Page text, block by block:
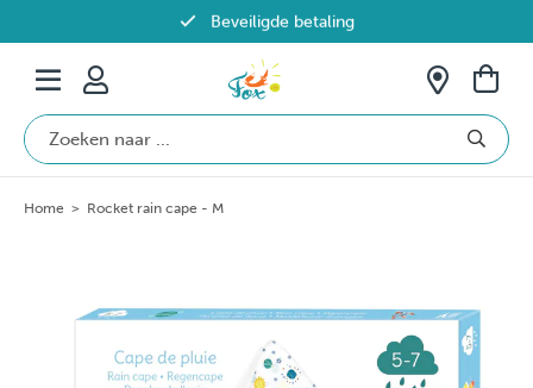
Beveiligde betaling
Gratis verzending vanaf €69 in België
Home > Rocket rain cape - M